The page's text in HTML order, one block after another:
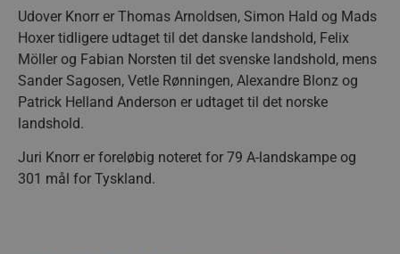
Udover Knorr er Thomas Arnoldsen, Simon Hald og Mads
Hoxer tidligere udtaget til det danske landshold, Felix
Möller og Fabian Norsten til det svenske landshold, mens
Sander Sagosen, Vetle Rønningen, Alexandre Blonz og
Patrick Helland Anderson er udtaget til det norske
landshold.
Juri Knorr er foreløbig noteret for 79 A-landskampe og
301 mål for Tyskland.